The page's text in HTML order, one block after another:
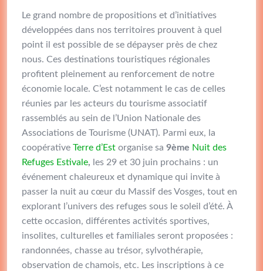
Le grand nombre de propositions et d’initiatives
développées dans nos territoires prouvent à quel
point il est possible de se dépayser près de chez
nous. Ces destinations touristiques régionales
profitent pleinement au renforcement de notre
économie locale. C’est notamment le cas de celles
réunies par les acteurs du tourisme associatif
rassemblés au sein de l’Union Nationale des
Associations de Tourisme (UNAT). Parmi eux, la
coopérative Terre d’Est organise sa 9ème Nuit des
Refuges Estivale, les 29 et 30 juin prochains : un
événement chaleureux et dynamique qui invite à
passer la nuit au cœur du Massif des Vosges, tout en
explorant l’univers des refuges sous le soleil d’été. À
cette occasion, différentes activités sportives,
insolites, culturelles et familiales seront proposées :
randonnées, chasse au trésor, sylvothérapie,
observation de chamois, etc. Les inscriptions à ce